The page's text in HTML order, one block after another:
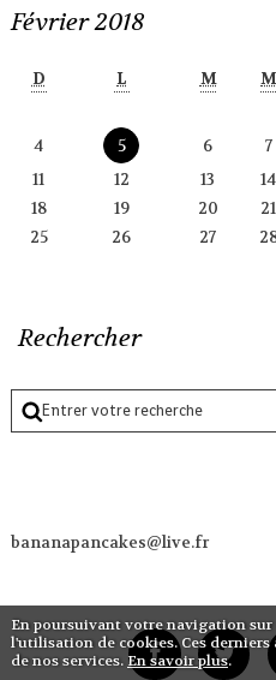
En poursuivant votre navigation sur
l'utilisation de cookies. Ces
de nos services. En savoir plus.
Février 2018
D L M M
4
5 6 7
11
12 13 14
18
19 20 21
25
26 27
Rechercher
bananapancakes@live.fr